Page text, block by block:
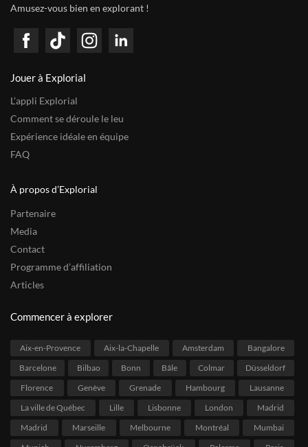
Amusez-vous bien en explorant !
Jouer à Explorial
L’appli Explorial
Comment se déroule le leu
Expérience idéale en équipe
FAQ
À propos d’Explorial
Partenaire
Media
Contact
Programme d’affiliation
Articles
Commencer à explorer
Aix-en-Provence Aix-la-Chapelle Amsterdam
Bangalore
Barcelone
Bilbao Bonn Bâle Colmar
Düsseldorf
Florence
Genève Grenade Hambourg
Lausanne
La ville de Québec
Lille Lisbonne London
Madrid
Madrid
Marseille Melbourne Montréal
Mumbai